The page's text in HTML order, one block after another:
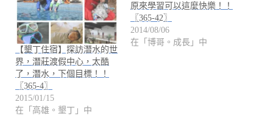
【墾丁住宿】探訪潛水的世
界，潛莊渡假中心，太酷
了，潛水，下個目標！！
〖365-4〗
2015/01/15
在「高雄。墾丁」中
原來學習可以這麼快樂！！
〖365-42〗
2014/08/06
在「博哥。成長」中